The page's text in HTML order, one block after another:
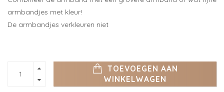
armbandjes met kleur!
De armbandjes verkleuren niet
TOEVOEGEN AAN
WINKELWAGEN